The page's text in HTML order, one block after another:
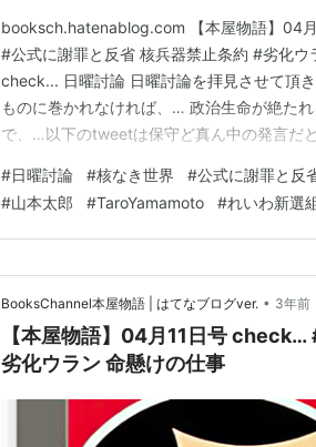
booksch.hatenablog.com 【本屋物語】04
#公式に謝罪と反省 核兵器禁止条約 #劣化
check... 日曜討論 日曜討論を拝見させて頂
ものに巻かれなければ、… 政治生命が絶た
で、…以下のtweetは保守ど真ん中の発言だ
て、公式に謝罪と反省を求めたことはあり
#日曜討論 #核なき世界 #公式に謝罪と反
#山本太郎 #TaroYamamoto #れいわ新選
BooksChannel本屋物語 | はてなブログver. • 3年前
【本屋物語】04月11日号
劣化ウラン 命懸けの仕事